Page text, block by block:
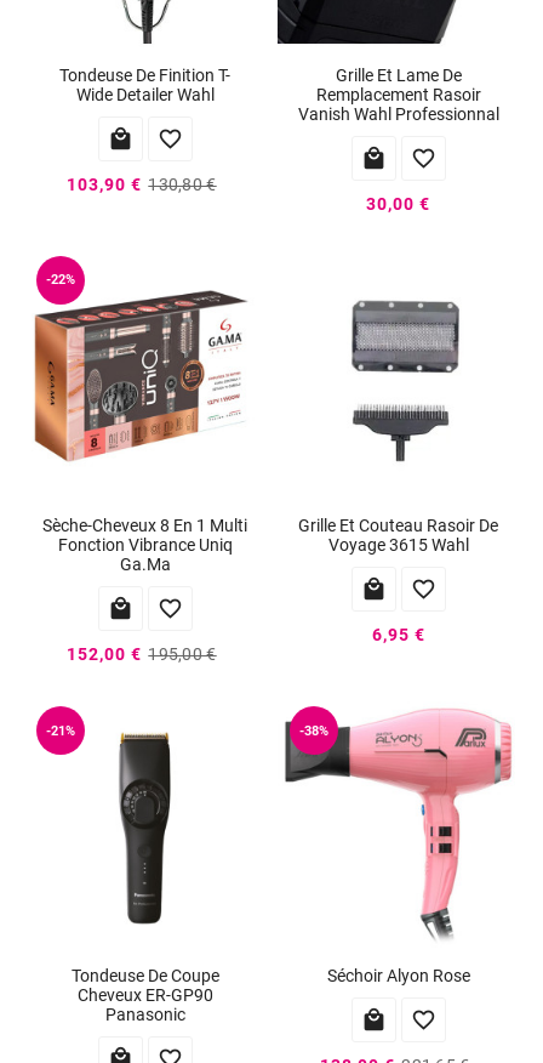
Tondeuse De Finition T-
Wide Detailer Wahl
 
103,90 € 130,80 €
Grille Et Lame De
Remplacement Rasoir
Vanish Wahl Professionnal
 
30,00 €
-22%
Sèche-Cheveux 8 En 1 Multi
Fonction Vibrance Uniq
Ga.Ma
 
152,00 € 195,00 €
Grille Et Couteau Rasoir De
Voyage 3615 Wahl
 
6,95 €
-21%
Tondeuse De Coupe
Cheveux ER-GP90
Panasonic
-38%
Séchoir Alyon Rose
 